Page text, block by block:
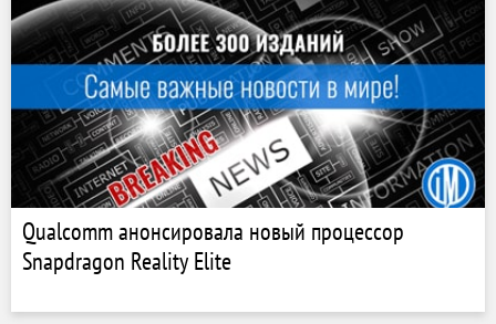
Qualcomm анонсировала новый процессор
Snapdragon Reality Elite